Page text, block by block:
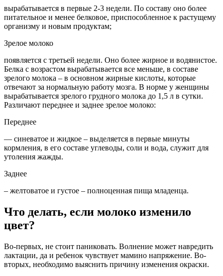
вырабатывается в первые 2-3 недели. По составу оно более
питательное и менее белковое, приспособленное к растущему
организму и новым продуктам;
Зрелое молоко
появляется с третьей недели. Оно более жирное и водянистое.
Белка с возрастом вырабатывается все меньше, в составе
зрелого молока – в основном жирные кислоты, которые
отвечают за нормальную работу мозга. В норме у женщины
вырабатывается зрелого грудного молока до 1,5 л в сутки.
Различают переднее и заднее зрелое молоко:
Переднее
— синеватое и жидкое – выделяется в первые минуты
кормления, в его составе углеводы, соли и вода, служит для
утоления жажды.
Заднее
– желтоватое и густое – полноценная пища младенца.
Что делать, если молоко изменило
цвет?
Во-первых, не стоит паниковать. Волнение может навредить
лактации, да и ребенок чувствует мамино напряжение. Во-
вторых, необходимо выяснить причину изменения окраски.